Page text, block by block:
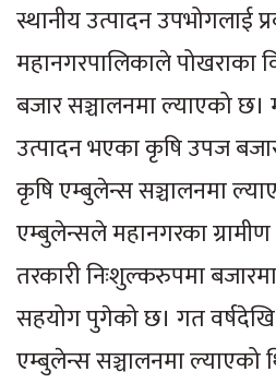
स्थानीय उत्पादन उपभोगलाई
महानगरपालिकाले पोखराका
बजार सञ्चालनमा ल्याएको
उत्पादन भएका कृषि उपज
कृषि एम्बुलेन्स सञ्चालनमा
एम्बुलेन्सले महानगरका ग्रामीण
तरकारी निःशुल्करुपमा
सहयोग पुगेको छ। गत
एम्बुलेन्स सञ्चालनमा ल्याएको